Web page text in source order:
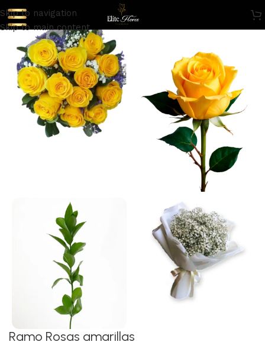
Skip to navigation
Skip to main content
Ramo Rosas amarillas